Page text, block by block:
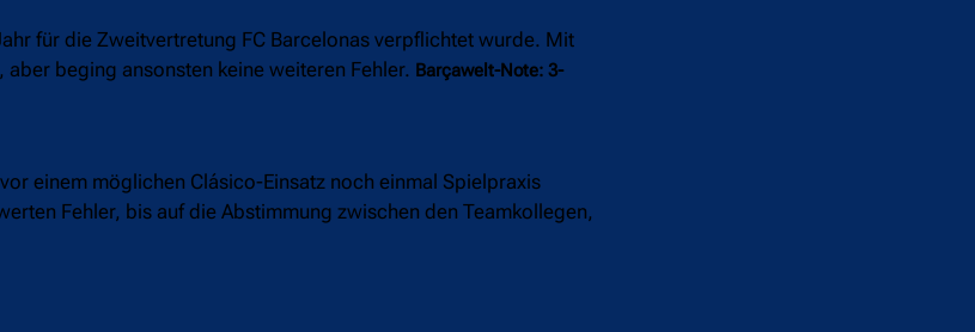
für die Zweitvertretung FC Barcelonas verpflichtet wurde. Mit
beging ansonsten keine weiteren Fehler. Barçawelt-Note: 3-
einem möglichen Clásico-Einsatz noch einmal Spielpraxis
Fehler, bis auf die Abstimmung zwischen den Teamkollegen,